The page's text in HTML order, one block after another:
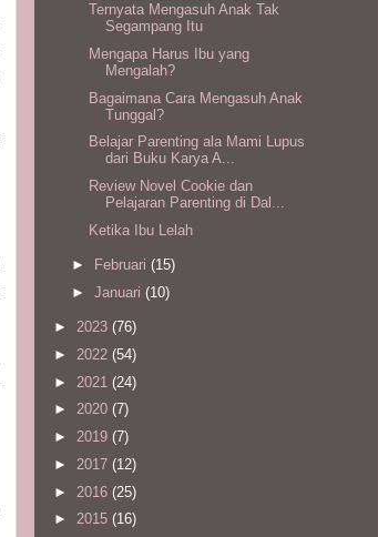
Ternyata Mengasuh Anak Tak
Segampang Itu
Mengapa Harus Ibu yang
Mengalah?
Bagaimana Cara Mengasuh Anak
Tunggal?
Belajar Parenting ala Mami Lupus
dari Buku Karya A...
Review Novel Cookie dan
Pelajaran Parenting di Dal...
Ketika Ibu Lelah
► Februari (15)
► Januari (10)
► 2023 (76)
► 2022 (54)
► 2021 (24)
► 2020 (7)
► 2019 (7)
► 2017 (12)
► 2016 (25)
► 2015 (16)